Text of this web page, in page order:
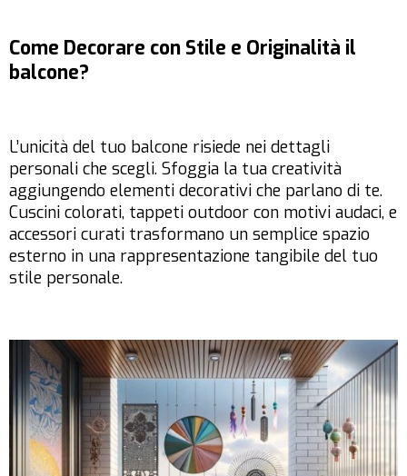
Come Decorare con Stile e Originalità il
balcone?
L’unicità del tuo balcone risiede nei dettagli
personali che scegli. Sfoggia la tua creatività
aggiungendo elementi decorativi che parlano di te.
Cuscini colorati, tappeti outdoor con motivi audaci, e
accessori curati trasformano un semplice spazio
esterno in una rappresentazione tangibile del tuo
stile personale.